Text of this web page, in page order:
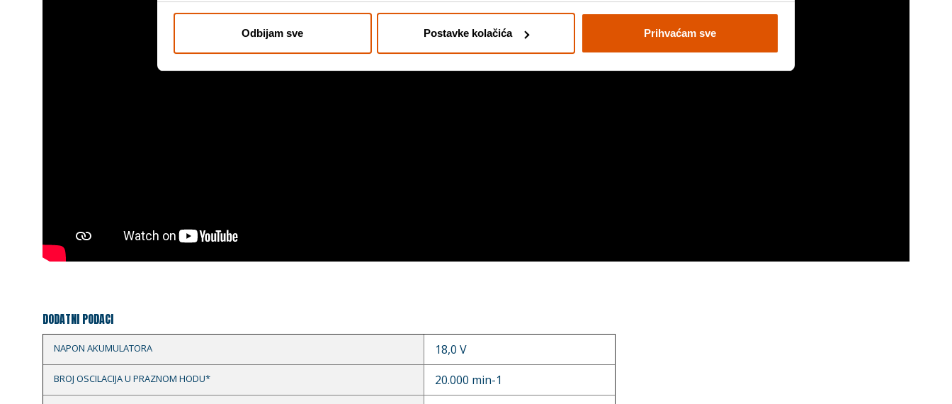
Odbijam sve Postavke kolačića Prihvaćam sve
DODATNI PODACI
NAPON AKUMULATORA 18,0 V
BROJ OSCILACIJA U PRAZNOM HODU* 20.000 min-1